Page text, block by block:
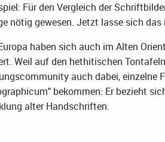
Für den Vergleich der
nötig gewesen. Jetzt lasse sich
haben sich auch im Alten
Weil auf den hethitischen
auch dabei, einzelne
bekommen: Er bezieht
alter Handschriften.